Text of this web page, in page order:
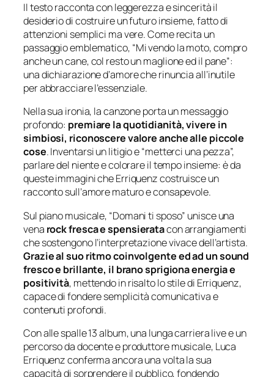
Il testo racconta con leggerezza e sincerità il
desiderio di costruire un futuro insieme, fatto di
attenzioni semplici ma vere. Come recita un
passaggio emblematico, “Mi vendo la moto, compro
anche un cane, col resto un maglione ed il pane”:
una dichiarazione d’amore che rinuncia all’inutile
per abbracciare l’essenziale.
Nella sua ironia, la canzone porta un messaggio
profondo: premiare la quotidianità, vivere in
simbiosi, riconoscere valore anche alle piccole
cose. Inventarsi un litigio e “metterci una pezza”,
parlare del niente e colorare il tempo insieme: è da
queste immagini che Erriquenz costruisce un
racconto sull’amore maturo e consapevole.
Sul piano musicale, “Domani ti sposo” unisce una
vena rock fresca e spensieratacon arrangiamenti
che sostengono l’interpretazione vivace dell’artista.
Grazie al suo ritmo coinvolgente ed ad un sound
fresco e brillante, il brano sprigiona energia e
positività, mettendo in risalto lo stile di Erriquenz,
capace di fondere semplicità comunicativa e
contenuti profondi.
Con alle spalle 13 album, una lunga carriera live e un
percorso da docente e produttore musicale, Luca
Erriquenz conferma ancora una volta la sua
capacità di sorprendere il pubblico, fondendo